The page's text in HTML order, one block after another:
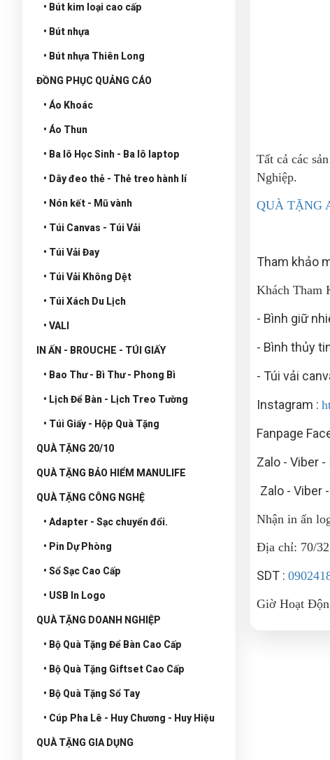
• Bút kim loại cao cấp
• Bút nhựa
• Bút nhựa Thiên Long
ĐỒNG PHỤC QUẢNG CÁO
• Áo Khoác
• Áo Thun
• Ba lô Học Sinh - Ba lô laptop
• Dây đeo thẻ - Thẻ treo hành lí
• Nón kết - Mũ vành
• Túi Canvas - Túi Vải
• Túi Vải Đay
• Túi Vải Không Dệt
• Túi Xách Du Lịch
• VALI
IN ẤN - BROUCHE - TÚI GIẤY
• Bao Thư - Bì Thư - Phong Bì
• Lịch Để Bàn - Lịch Treo Tường
• Túi Giấy - Hộp Quà Tặng
QUÀ TẶNG 20/10
QUÀ TẶNG BẢO HIỂM MANULIFE
QUÀ TẶNG CÔNG NGHỆ
• Adapter - Sạc chuyển đổi.
• Pin Dự Phòng
• Sổ Sạc Cao Cấp
• USB In Logo
QUÀ TẶNG DOANH NGHIỆP
• Bộ Quà Tặng Để Bàn Cao Cấp
• Bộ Quà Tặng Giftset Cao Cấp
• Bộ Quà Tặng Sổ Tay
• Cúp Pha Lê - Huy Chương - Huy Hiệu
QUÀ TẶNG GIA DỤNG
Tất cả các
Nghiệp.
QUÀ TẶNG
Tham khảo
Khách Tham
- Bình giữ
- Bình thủy
- Túi vải
Instagram :
Fanpage
Zalo - Viber
Zalo - Viber
Nhận in ấn
Địa chỉ: 70/
SDT :
Giờ Hoạt